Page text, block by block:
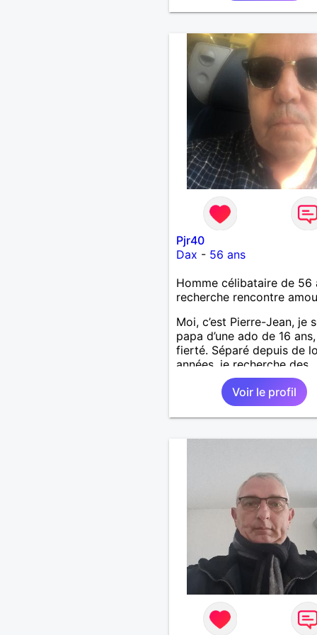
Pjr40
Dax - 56 ans
Homme célibataire de 56
recherche rencontre
Moi, c’est Pierre-Jean, je
papa d’une ado de 16
fierté. Séparé depuis de
années, je recherche des
affinités amicales afin de
rompre une solitude
difficile à gérer ainsi que
le vague à l’âme. L’amitié
« Le temps fera son œuvre
disait Arthur
philosophe allemand que
J’aime discuter sans pour
être trop locace. Je suis
de qualités avec très peu
défauts. Je suis altruiste,
bienveillant, empathique,
attentionné, honnête,
respectueux, doux de
et compréhensif : je laisse
Voir le profil